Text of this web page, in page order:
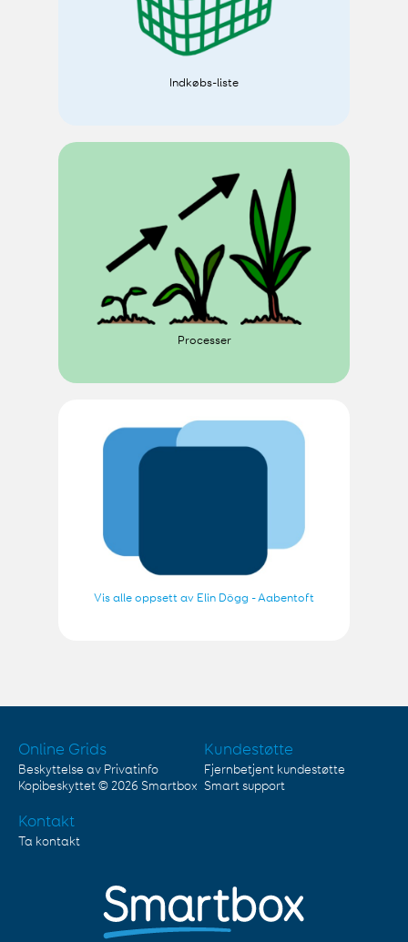
Indkøbs-liste
Processer
Vis alle oppsett av Elin Dögg - Aabentoft
Online Grids
Beskyttelse av Privatinfo
Kopibeskyttet © 2026 Smartbox
Kundestøtte
Fjernbetjent kundestøtte
Smart support
Kontakt
Ta kontakt